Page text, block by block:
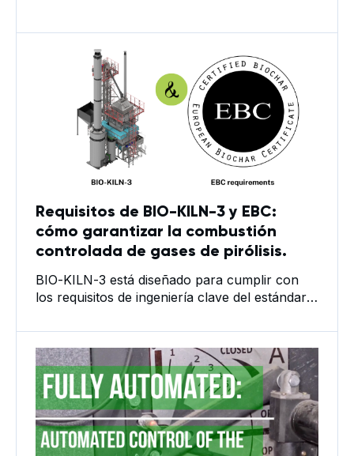
producción de FeSi, el tamaño de la fracción
de carbón vegetal es importante; sin embargo,
el parámetro técnico clave es la resistencia
Requisitos de BIO-KILN-3 y EBC:
cómo garantizar la combustión
controlada de gases de pirólisis.
BIO-KILN-3 está diseñado para cumplir con
los requisitos de ingeniería clave del estándar
respecta al manejo de gases de pirólisis y el
control de los siguientes modos: 1) Principio de
manejo de gases de pirólisis El BIO-KILN-3
utiliza un diseño que impide la liberación de
gases de